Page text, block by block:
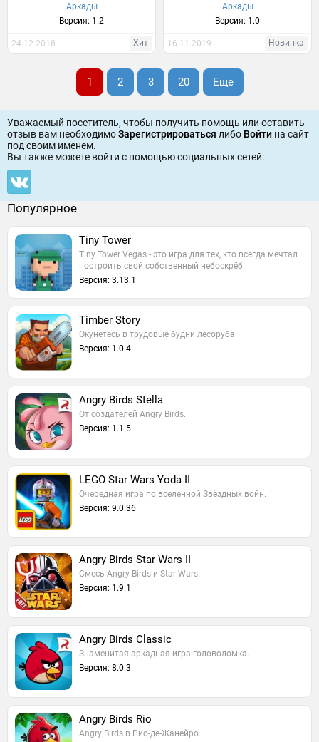
Аркады
Версия: 1.2
24.12.2018 Хит
Аркады
Версия: 1.0
16.11.2019 Новинка
1 2 3 20 Еще
Уважаемый посетитель, чтобы получить помощь или оставить
отзыв вам необходимоЗарегистрироваться либо Войти на сайт
под своим именем.
Вы также можете войти c помощью социальных сетей:
Популярное
Tiny Tower
Tiny Tower Vegas - это игра для тех, кто всегда мечтал
построить свой собственный небоскрёб.
Версия: 3.13.1
Timber Story
Окунётесь в трудовые будни лесоруба.
Версия: 1.0.4
Angry Birds Stella
От создателей Angry Birds.
Версия: 1.1.5
LEGO Star Wars Yoda II
Очередная игра по вселенной Звёздных войн.
Версия: 9.0.36
Angry Birds Star Wars II
Смесь Angry Birds и Star Wars.
Версия: 1.9.1
Angry Birds Classic
Знаменитая аркадная игра-головоломка.
Версия: 8.0.3
Angry Birds Rio
Angry Birds в Рио-де-Жанейро.